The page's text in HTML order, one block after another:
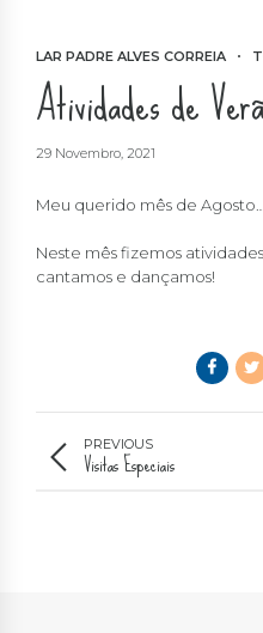
LAR PADRE ALVES CORREIA
Atividades de
29 Novembro, 2021
Meu querido mês de Agosto…
Neste mês fizemos
cantamos e dançamos!
PREVIOUS
Visitas Especiais